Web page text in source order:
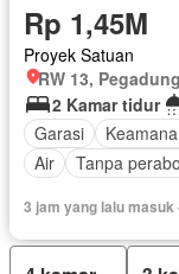
Rp 1,45M
Proyek Satuan
2 Kamar tidur
Garasi
Air
Tanpa
3 jam yang lalu